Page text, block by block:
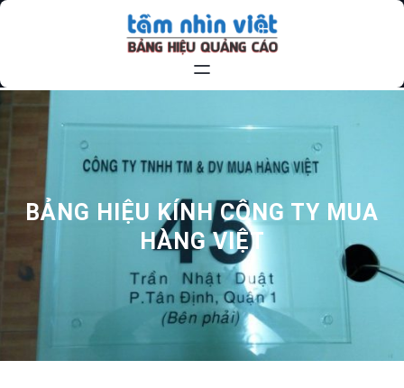
Chuyển
BẢNG HIỆU KÍNH CÔNG TY MUA
HÀNG VIỆT